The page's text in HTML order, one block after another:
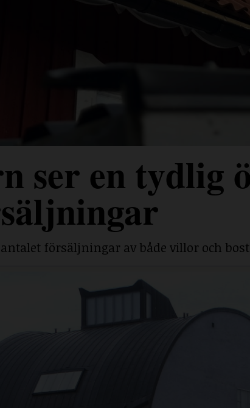
ser en tydlig
försäljningar av både villor och